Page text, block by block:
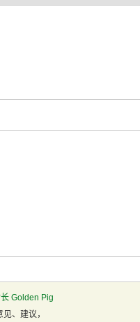
Golden Pig
、建议，